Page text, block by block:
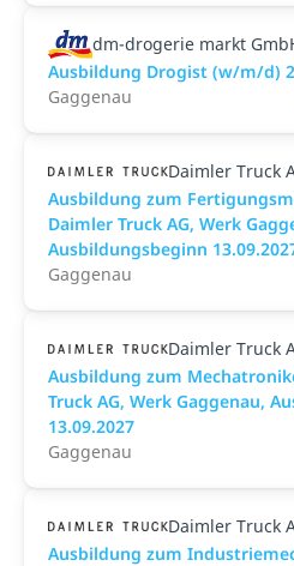
dm-drogerie markt
Ausbildung Drogist (w/m/d)
Gaggenau
Daimler Truck
Ausbildung zum
Daimler Truck AG, Werk
Ausbildungsbeginn
Gaggenau
Daimler Truck
Ausbildung zum
Truck AG, Werk Gaggenau,
13.09.2027
Gaggenau
Daimler Truck
Ausbildung zum